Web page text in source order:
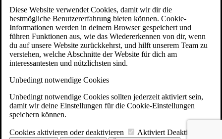
Diese Website verwendet Cookies, damit wir dir die
bestmögliche Benutzererfahrung bieten können. Cookie-
Informationen werden in deinem Browser gespeichert und
führen Funktionen aus, wie das Wiedererkennen von dir, wenn
du auf unsere Website zurückkehrst, und hilft unserem Team zu
verstehen, welche Abschnitte der Website für dich am
interessantesten und nützlichsten sind.
Unbedingt notwendige Cookies
Unbedingt notwendige Cookies sollten jederzeit aktiviert sein,
damit wir deine Einstellungen für die Cookie-Einstellungen
speichern können.
Cookies aktivieren oder deaktivieren Aktiviert Deaktiviert